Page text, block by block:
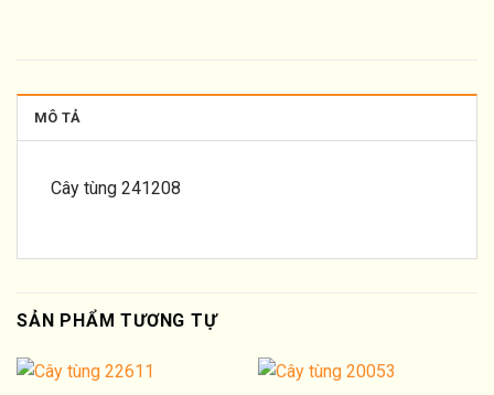
MÔ TẢ
Cây tùng 241208
SẢN PHẨM TƯƠNG TỰ